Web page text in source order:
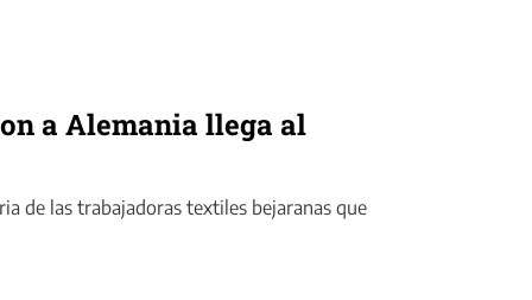
a Alemania llega al
de las trabajadoras textiles bejaranas que